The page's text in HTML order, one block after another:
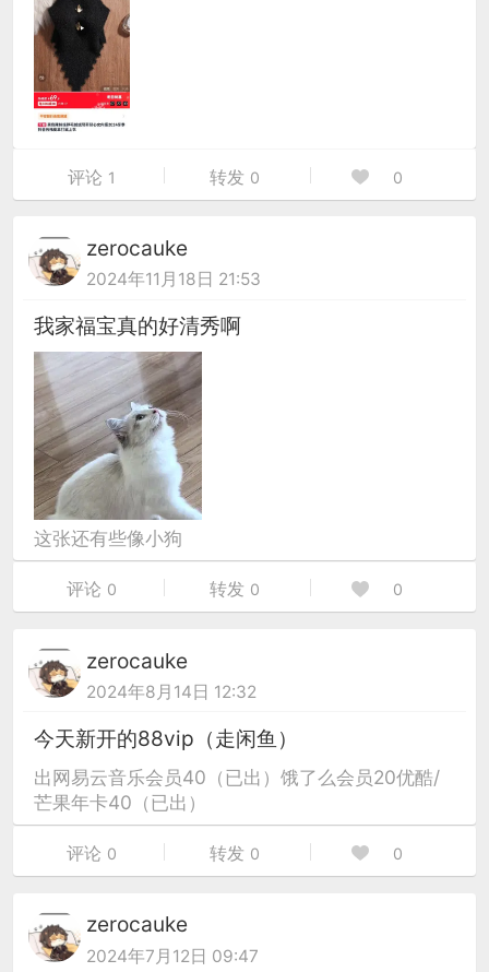
评论 1 转发 0 0
zerocauke
2024年11月18日 21:53
我家福宝真的好清秀啊
这张还有些像小狗
评论 0 转发 0 0
zerocauke
2024年8月14日 12:32
今天新开的88vip（走闲鱼）
出网易云音乐会员40（已出）饿了么会员20优酷/
芒果年卡40（已出）
评论 0 转发 0 0
zerocauke
2024年7月12日 09:47